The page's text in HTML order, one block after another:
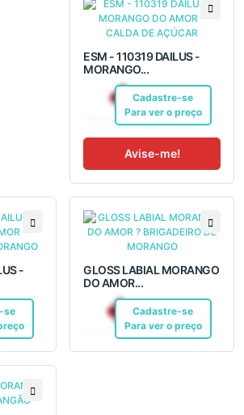
ESM - 110319 DAILUS -
MORANGO...
Cadastre-se
Para ver o preço
R$ 12,10Pix
Avise-me!
-
se
Pix
GLOSS LABIAL MORANGO
DO AMOR...
Cadastre-se
Para ver o preço
R$ 20,64Pix